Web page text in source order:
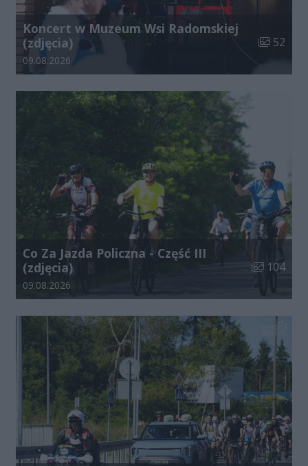
Koncert w Muzeum Wsi Radomskiej
(zdjęcia)
Liczba
52
Data dodania galerii:
09.08.2026
Co Za Jazda Policzna - Część III
(zdjęcia)
Liczba
104
Data dodania galerii:
09.08.2026